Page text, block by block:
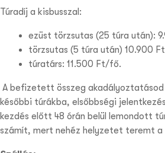
Túradíj a kisbusszal:
ezüst törzsutas (25 túra után):
törzsutas (5 túra után) 10.900
túratárs: 11.500 Ft/fő.
A befizetett összeg
későbbi túrákba, elsőbbségi
kezdés előtt 48 órán belül lemondott
számít, mert nehéz helyzetet teremt a